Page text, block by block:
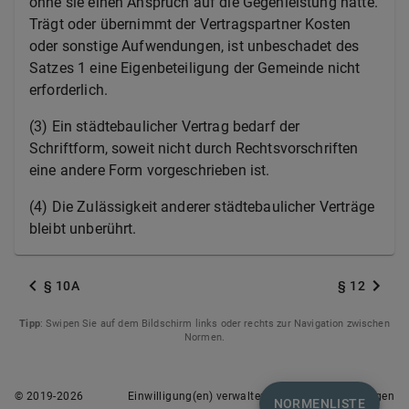
Trägt oder übernimmt der Vertragspartner Kosten
oder sonstige Aufwendungen, ist unbeschadet des
Satzes 1 eine Eigenbeteiligung der Gemeinde nicht
erforderlich.
(3) Ein städtebaulicher Vertrag bedarf der
Schriftform, soweit nicht durch Rechtsvorschriften
eine andere Form vorgeschrieben ist.
(4) Die Zulässigkeit anderer städtebaulicher Verträge
bleibt unberührt.
§ 10A § 12
Tipp: Swipen Sie auf dem Bildschirm links oder rechts zur Navigation zwischen
Normen.
NORMENLISTE
© 2019-2026
Einwilligung(en) verwalten Nutzungsbedingungen